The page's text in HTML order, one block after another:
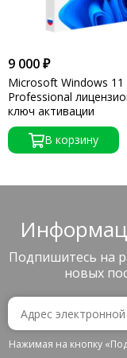
9 000 ₽
Microsoft Windows 11
Professional
ключ активации
В корзину
Подпишитесь на
новых
Нажимая на кнопку